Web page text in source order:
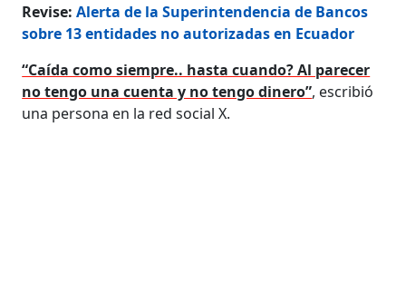
Revise:Alerta de la Superintendencia de Bancos
sobre 13 entidades no autorizadas en Ecuador
“Caída como siempre.. hasta cuando? Al parecer
no tengo una cuenta y no tengo dinero”, escribió
una persona en la red social X.